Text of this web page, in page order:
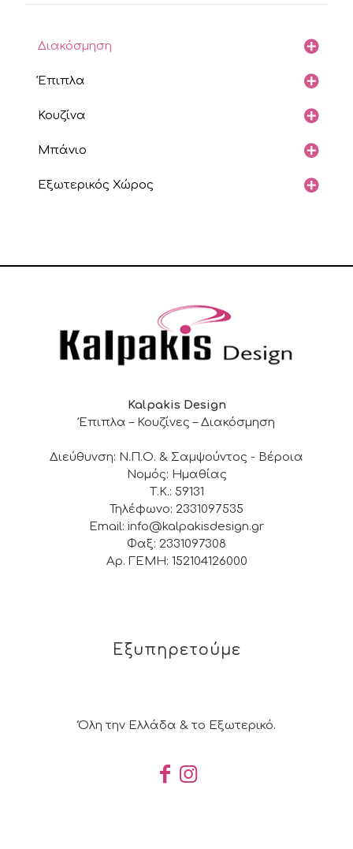
Διακόσμηση
Έπιπλα
Κουζίνα
Μπάνιο
Εξωτερικός Χώρος
Kalpakis Design
Έπιπλα – Κουζίνες – Διακόσμηση
Διεύθυνση: Ν.Π.Ο. & Σαμψούντος - Βέροια
Νομός: Ημαθίας
Τ.Κ.: 59131
Τηλέφωνο: 2331097535
Email: info@kalpakisdesign.gr
Φαξ: 2331097308
Αρ. ΓΕΜΗ: 152104126000
Εξυπηρετούμε
Όλη την Ελλάδα & το Εξωτερικό.